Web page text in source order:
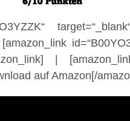
|
auf Amazon[/